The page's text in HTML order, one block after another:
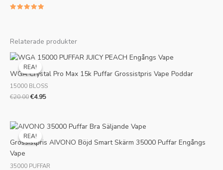
Relaterade produkter
REA!
REA!
WGA Crystal Pro Max 15k Puffar Grossistpris Vape Poddar
15000 BLOSS
€20.00
Ursprungligt
pris
var:
€20.00.
€4.95
Nuvarande
är:
REA!
REA!
Grossistpris AIVONO Böjd Smart Skärm 35000 Puffar Engångs
Vape
35000 PUFFAR
Ursprungligt
pris
var:
€20.00.
Nuvarande
är: